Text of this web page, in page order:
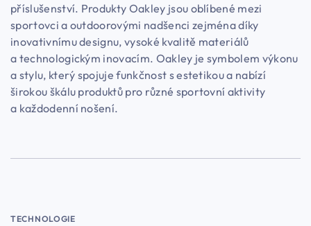
příslušenství. Produkty Oakley jsou oblíbené mezi
sportovci a outdoorovými nadšenci zejména díky
inovativnímu designu, vysoké kvalitě materiálů
a technologickým inovacím. Oakley je symbolem výkonu
a stylu, který spojuje funkčnost s estetikou a nabízí
širokou škálu produktů pro různé sportovní aktivity
a každodenní nošení.
TECHNOLOGIE